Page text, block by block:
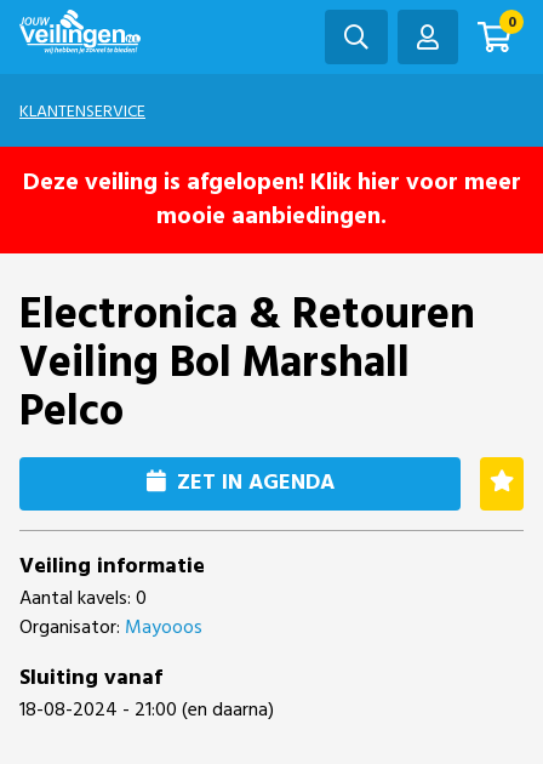
0
KLANTENSERVICE
Deze veiling is afgelopen! Klik hier voor meer
mooie aanbiedingen.
Electronica & Retouren
Veiling Bol Marshall
Pelco
ZET IN AGENDA
Veiling informatie
Aantal kavels: 0
Organisator: Mayooos
Sluiting vanaf
18-08-2024 - 21:00 (en daarna)